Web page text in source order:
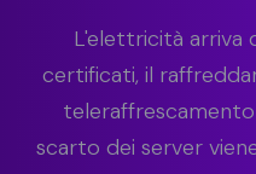
L'elettricità arriva
certificati, il
teleraffrescamento
scarto dei server